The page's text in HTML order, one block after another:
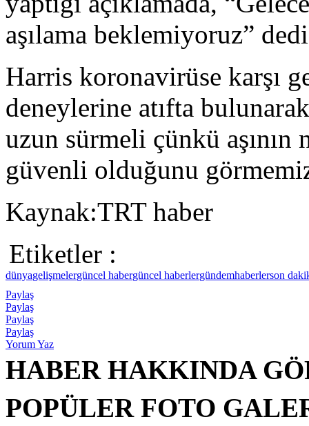
aşılama beklemiyoruz”
Harris koronavirüse karşı
deneylerine atıfta
uzun sürmeli çünkü
güvenli olduğunu
Kaynak:TRT haber
Etiketler :
dünyagelişmelergüncel habergüncel haberlergündemhaberlerson
Paylaş
Paylaş
Paylaş
Paylaş
Yorum Yaz
HABER HAKKINDA
POPÜLER FOTO